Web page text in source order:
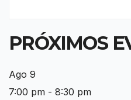
PRÓXIMOS
Ago 9
7:00 pm - 8:30 pm